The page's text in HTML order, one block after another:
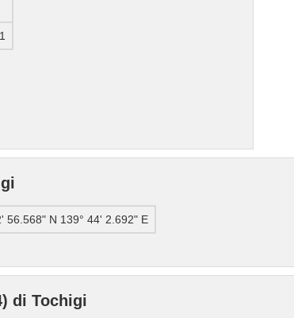
56.568" N 139° 44' 2.692" E
di Tochigi